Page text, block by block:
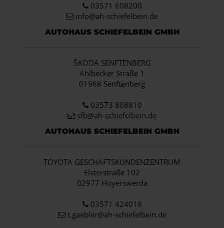
03571 608200
info@ah-schiefelbein.de
AUTOHAUS SCHIEFELBEIN GMBH
ŠKODA SENFTENBERG
Ahlbecker Straße 1
01968 Senftenberg
03573 808810
sfb@ah-schiefelbein.de
AUTOHAUS SCHIEFELBEIN GMBH
TOYOTA GESCHÄFTSKUNDENZENTRUM
Elsterstraße 102
02977 Hoyerswerda
03571 424018
t.gaebler@ah-schiefelbein.de